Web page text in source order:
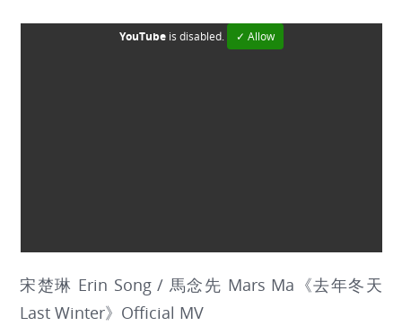
YouTubeis disabled. ✓ Allow
宋楚琳 Erin Song / 馬念先 Mars Ma《去年冬天
Last Winter》Official MV